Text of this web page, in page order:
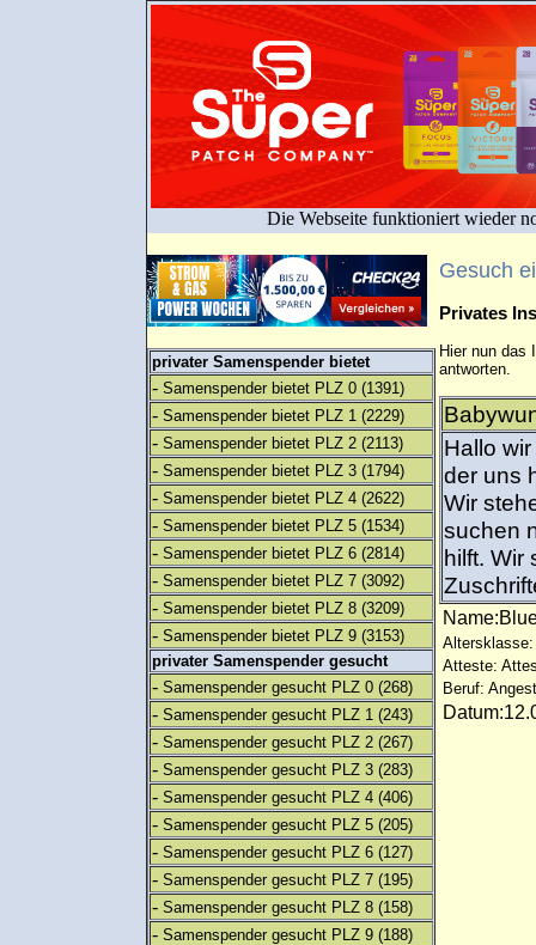
Die Webseite funktioniert wieder
privater Samenspender bietet
- Samenspender bietet PLZ 0 (1391)
- Samenspender bietet PLZ 1 (2229)
- Samenspender bietet PLZ 2 (2113)
- Samenspender bietet PLZ 3 (1794)
- Samenspender bietet PLZ 4 (2622)
- Samenspender bietet PLZ 5 (1534)
- Samenspender bietet PLZ 6 (2814)
- Samenspender bietet PLZ 7 (3092)
- Samenspender bietet PLZ 8 (3209)
- Samenspender bietet PLZ 9 (3153)
privater Samenspender gesucht
- Samenspender gesucht PLZ 0 (268)
- Samenspender gesucht PLZ 1 (243)
- Samenspender gesucht PLZ 2 (267)
- Samenspender gesucht PLZ 3 (283)
- Samenspender gesucht PLZ 4 (406)
- Samenspender gesucht PLZ 5 (205)
- Samenspender gesucht PLZ 6 (127)
- Samenspender gesucht PLZ 7 (195)
- Samenspender gesucht PLZ 8 (158)
- Samenspender gesucht PLZ 9 (188)
Gesuch
Privates
Hier nun das
antworten.
Hallo
der uns
Wir
suchen
hilft. Wir
Altersklasse:
Atteste:
Beruf: